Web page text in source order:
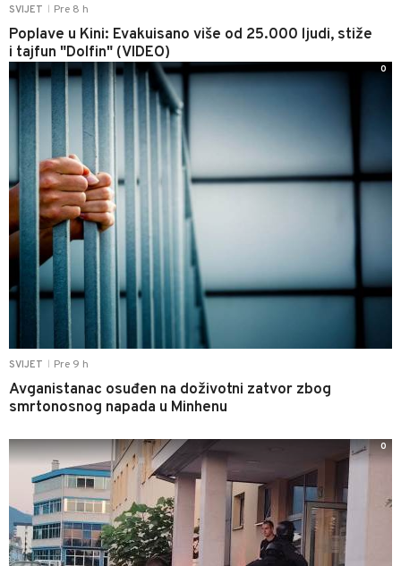
SVIJET Pre 8 h
Poplave u Kini: Evakuisano više od 25.000 ljudi, stiže
i tajfun "Dolfin" (VIDEO)
SVIJET Pre 9 h
Avganistanac osuđen na doživotni zatvor zbog
smrtonosnog napada u Minhenu
0
0